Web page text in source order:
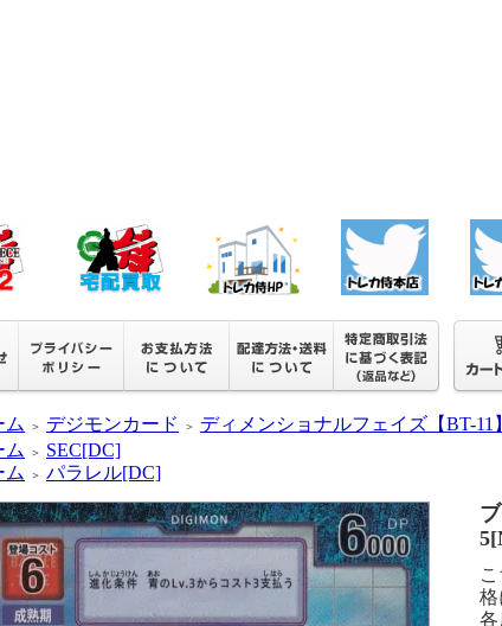
ム ＞ デジモンカード ＞
ディメンショナルフェイズ【BT-11】
ム
＞
SEC[DC]
ム
＞ パラレル[DC]
格
各